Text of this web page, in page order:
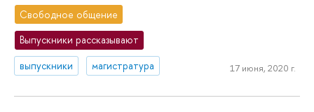
Свободное общение
Выпускники рассказывают
выпускники
магистратура 17 июня, 2020 г.